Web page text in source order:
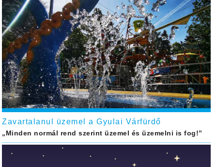
Zavartalanul üzemel a Gyulai Várfürdő
„Minden normál rend szerint üzemel és üzemelni is fog!”